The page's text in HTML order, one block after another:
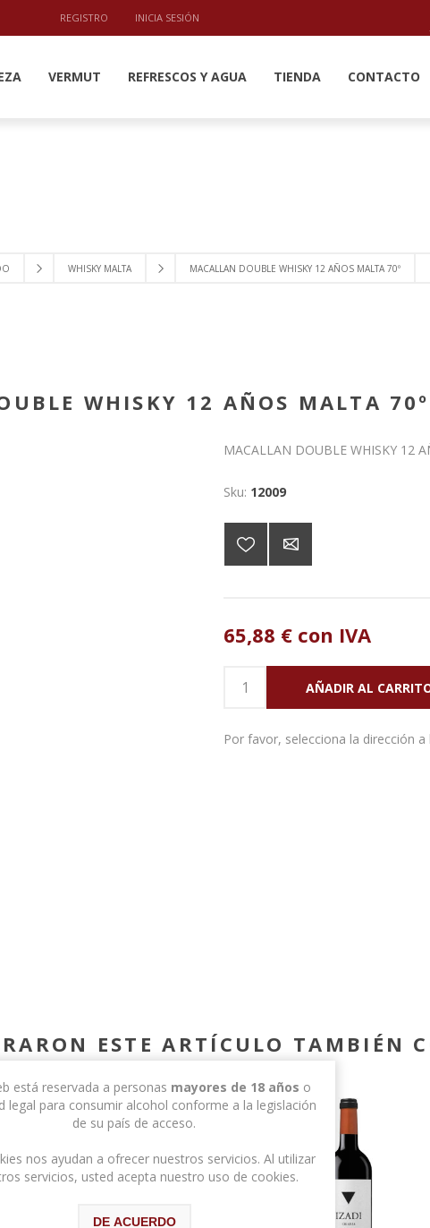
REGISTRO INICIA SESIÓN
VERMUT REFRESCOS Y AGUA TIENDA CONTACTO
WHISKY MALTA MACALLAN DOUBLE WHISKY 12 AÑOS MALTA 70º
WHISKY 12 AÑOS MALTA 70º
MACALLAN DOUBLE WHISKY 12
Sku: 12009
65,88 € con IVA
Por favor, selecciona la dirección
ESTE ARTÍCULO TAMBIÉN
está reservada a personas mayores de 18 años o
legal para consumir alcohol conforme a la legislación
de su país de acceso.
nos ayudan a ofrecer nuestros servicios. Al utilizar
servicios, usted acepta nuestro uso de cookies.
DE ACUERDO